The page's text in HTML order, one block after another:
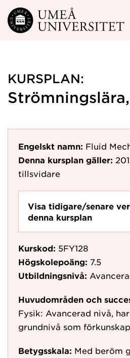
Hoppa direkt till innehållet
KURSPLAN:
Engelskt namn: Fluid
Denna kursplan gäller:
tillsvidare
Visa tidigare/senare
denna kursplan
Kurskod: 5FY128
Högskolepoäng: 7.5
Utbildningsnivå:
Huvudområden och
Fysik: Avancerad nivå,
grundnivå som
Betygsskala: Med beröm